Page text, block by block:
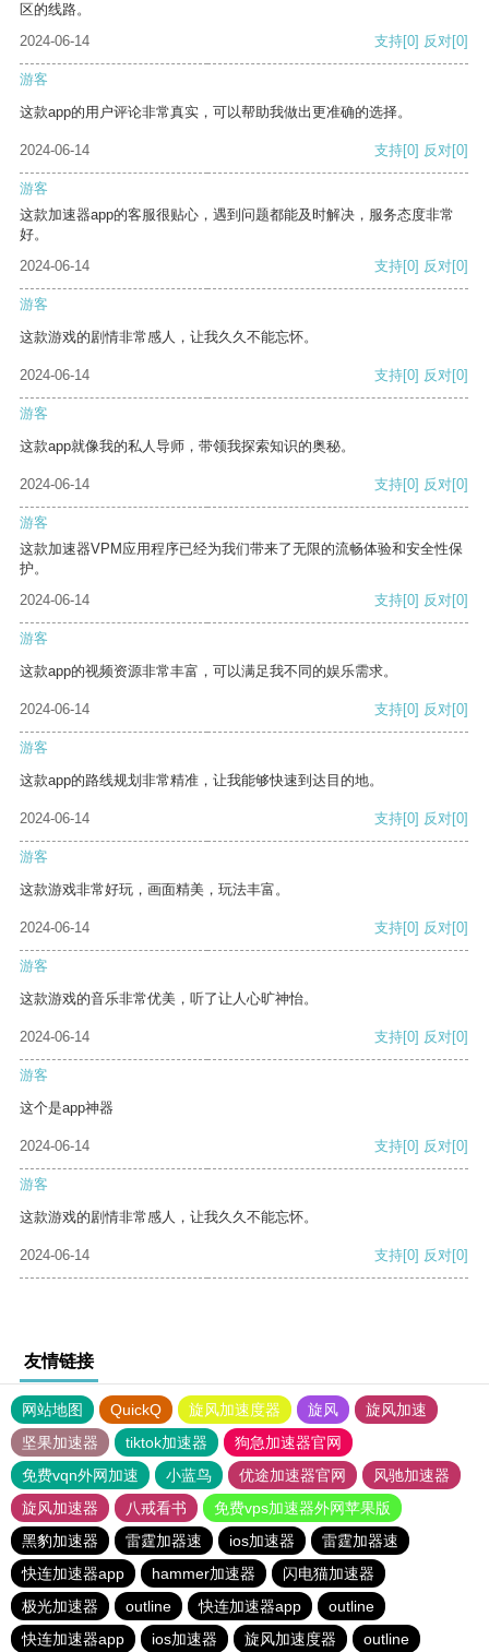
区的线路。
2024-06-14
支持[0] 反对[0]
游客
这款app的用户评论非常真实，可以帮助我做出更准确的选择。
2024-06-14 支持[0] 反对[0]
游客
这款加速器app的客服很贴心，遇到问题都能及时解决，服务态度非常
好。
2024-06-14
支持[0] 反对[0]
游客
这款游戏的剧情非常感人，让我久久不能忘怀。
2024-06-14 支持[0] 反对[0]
游客
这款app就像我的私人导师，带领我探索知识的奥秘。
2024-06-14 支持[0] 反对[0]
游客
这款加速器VPM应用程序已经为我们带来了无限的流畅体验和安全性保
护。
2024-06-14
支持[0] 反对[0]
游客
这款app的视频资源非常丰富，可以满足我不同的娱乐需求。
2024-06-14 支持[0] 反对[0]
游客
这款app的路线规划非常精准，让我能够快速到达目的地。
2024-06-14 支持[0] 反对[0]
游客
这款游戏非常好玩，画面精美，玩法丰富。
2024-06-14 支持[0] 反对[0]
游客
这款游戏的音乐非常优美，听了让人心旷神怡。
2024-06-14 支持[0] 反对[0]
游客
这个是app神器
2024-06-14 支持[0] 反对[0]
游客
这款游戏的剧情非常感人，让我久久不能忘怀。
2024-06-14 支持[0] 反对[0]
友情链接
网站地图 QuickQ 旋风加速度器 旋风
旋风加速
坚果加速器
tiktok加速器
狗急加速器官网
免费vqn外网加速
小蓝鸟 优途加速器官网
风驰加速器
旋风加速器
八戒看书
免费vps加速器外网苹果版
黑豹加速器
雷霆加器速 ios加速器
雷霆加器速
快连加速器app
hammer加速器
闪电猫加速器
极光加速器
outline 快连加速器app
outline
快连加速器app
ios加速器 旋风加速度器 outline